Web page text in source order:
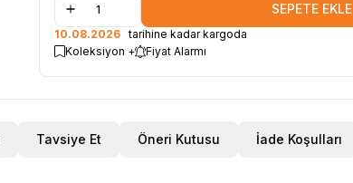
SEPETE EKLE
10.08.2026 tarihine kadar kargoda
Koleksiyon +
Fiyat Alarmı
Tavsiye Et Öneri Kutusu İade Koşulları